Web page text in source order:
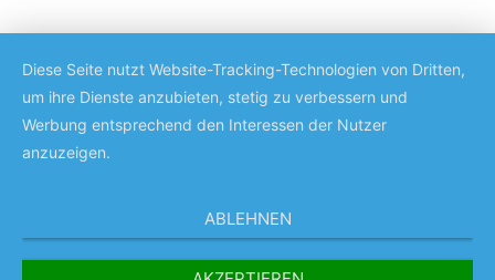
Diese Seite nutzt Website-Tracking-Technologien von Dritten,
um ihre Dienste anzubieten, stetig zu verbessern und
Werbung entsprechend den Interessen der Nutzer
anzuzeigen.
ABLEHNEN